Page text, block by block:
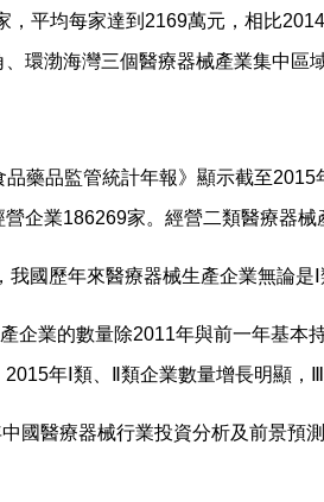
，平均每家達到2169萬元，相比
環渤海灣三個醫療器械產業集中區
藥品監管統計年報》顯示截至
營企業186269家。經營二類醫療器
國歷年來醫療器械生產企業無論
企業的數量除2011年與前一年基本
年Ⅰ類、Ⅱ類企業數量增長明顯，Ⅲ
國醫療器械行業投資分析及前景預